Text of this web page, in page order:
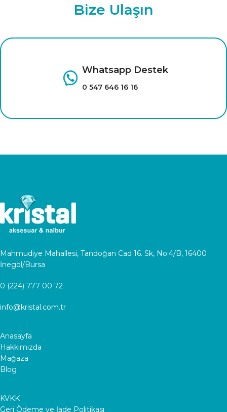
Farklı renk seçenekleri içinBize Ulaşın
Whatsapp Destek
0 547 646 16 16
Mahmudiye Mahallesi, Tandoğan Cad 16. Sk, No:4/B, 16400
İnegöl/Bursa
0 (224) 777 00 72
info@kristal.com.tr
Anasayfa
Hakkımızda
Mağaza
Blog
KVKK
Geri Ödeme ve İade Politikası